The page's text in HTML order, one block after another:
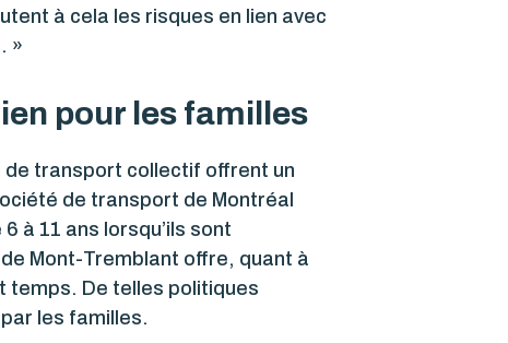
à cela les risques en lien avec
»
pour les familles
de transport collectif offrent un
de transport de Montréal
à 11 ans lorsqu’ils sont
Mont-Tremblant offre, quant à
temps. De telles politiques
les familles.